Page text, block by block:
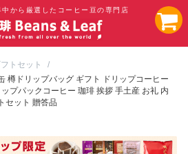
から厳選したコーヒー豆の専門店
トセット
/
樽ドリップバッグ ギフト ドリップコーヒー
プパックコーヒー 珈琲 挨拶 手土産 お礼 内
セット 贈答品